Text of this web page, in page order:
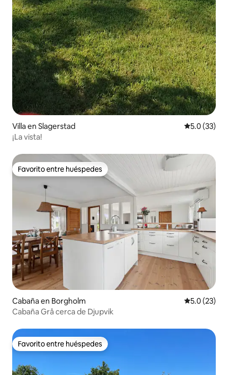
Villa en Slagerstad Calificación
5.0 (33)
¡La vista!
Favorito entre huéspedes
Favorito entre huéspedes
Cabaña en Borgholm Calificación
5.0 (23)
Cabaña Grå cerca de Djupvik
Favorito entre huéspedes
Favorito entre huéspedes